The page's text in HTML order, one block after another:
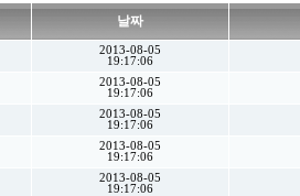
날짜
2013-08-05
19:17:06
2013-08-05
19:17:06
2013-08-05
19:17:06
2013-08-05
19:17:06
2013-08-05
19:17:06